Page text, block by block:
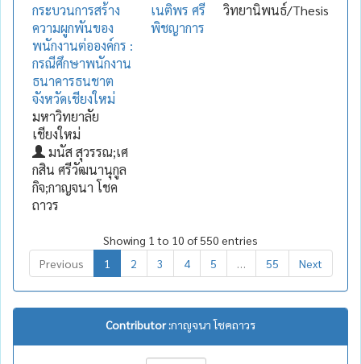
กระบวนการสร้าง
ความผูกพันของ
พนักงานต่อองค์กร :
กรณีศึกษาพนักงาน
ธนาคารธนชาต
จังหวัดเชียงใหม่
มหาวิทยาลัย
เชียงใหม่
มนัส สุวรรณ;เศ
กสิน ศรีวัฒนานุกูล
กิจ;กาญจนา โชค
ถาวร
เนติพร ศรี
พิชญาการ
วิทยานิพนธ์/Thesis
Showing 1 to 10 of 550 entries
Previous
1 2 3 4 5 55 Next
Contributor :กาญจนา โชคถาวร